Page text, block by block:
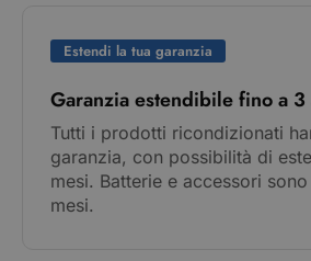
Estendi la tua garanzia
Garanzia estendibile fino a 3
Tutti i prodotti ricondizionati
garanzia, con possibilità di
mesi. Batterie e accessori
mesi.